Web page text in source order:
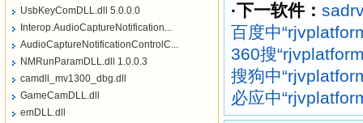
·下一软件：
百度中
360搜
搜狗中
必应中
UsbKeyComDLL.dll 5.0.0.0
Interop.AudioCaptureNotification...
AudioCaptureNotificationControlC...
NMRunParamDLL.dll 1.0.0.3
camdll_mv1300_dbg.dll
GameCamDLL.dll
emDLL.dll